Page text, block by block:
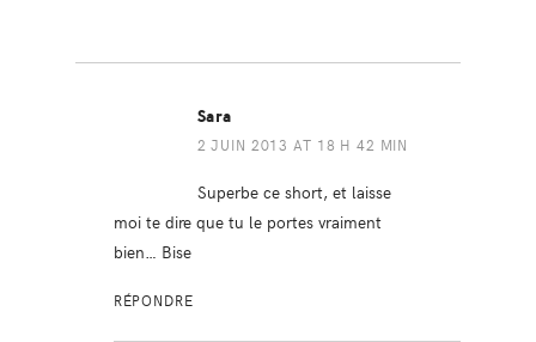
Sara
2 JUIN 2013 AT 18 H 42 MIN
Superbe ce short, et laisse
moi te dire que tu le portes vraiment
bien… Bise
RÉPONDRE